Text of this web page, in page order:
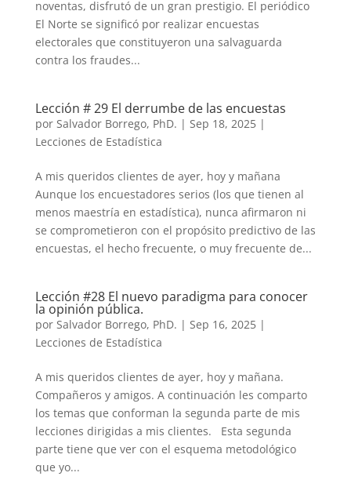
noventas, disfrutó de un gran prestigio. El periódico
El Norte se significó por realizar encuestas
electorales que constituyeron una salvaguarda
contra los fraudes...
Lección # 29 El derrumbe de las encuestas
por Salvador Borrego, PhD. | Sep 18, 2025|
Lecciones de Estadística
A mis queridos clientes de ayer, hoy y mañana
Aunque los encuestadores serios (los que tienen al
menos maestría en estadística), nunca afirmaron ni
se comprometieron con el propósito predictivo de las
encuestas, el hecho frecuente, o muy frecuente de...
Lección #28 El nuevo paradigma para conocer
la opinión pública.
por Salvador Borrego, PhD. | Sep 16, 2025|
Lecciones de Estadística
A mis queridos clientes de ayer, hoy y mañana.
Compañeros y amigos. A continuación les comparto
los temas que conforman la segunda parte de mis
lecciones dirigidas a mis clientes. Esta segunda
parte tiene que ver con el esquema metodológico
que yo...